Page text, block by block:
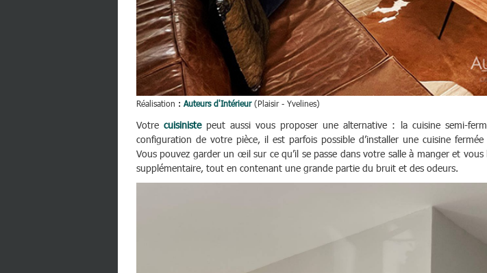
Réalisation : Auteurs d'Intérieur(Plaisir - Yvelines)
Votre cuisinistepeut aussi vous proposer une alternative : la cuisine semi-
configuration de votre pièce, il est parfois possible d’installer une cuisine
Vous pouvez garder un œil sur ce qu’il se passe dans votre salle à manger et vous
supplémentaire, tout en contenant une grande partie du bruit et des odeurs.